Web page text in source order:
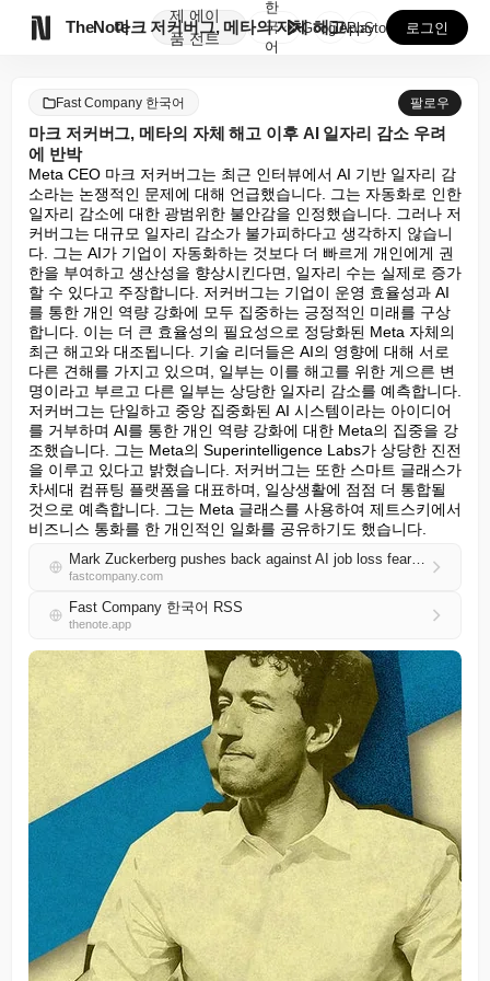
TheNote
제
품
에이
전트
마크 저커버그, 메타의 자체 해고 이후 AI 일자리 감...
한
국
어
GooglePlay
AppStore 로그인
Fast Company 한국어 팔로우
마크 저커버그, 메타의 자체 해고 이후 AI 일자리 감소 우려
에 반박
Meta CEO 마크 저커버그는 최근 인터뷰에서 AI 기반 일자리 감
소라는 논쟁적인 문제에 대해 언급했습니다. 그는 자동화로 인한
일자리 감소에 대한 광범위한 불안감을 인정했습니다. 그러나 저
커버그는 대규모 일자리 감소가 불가피하다고 생각하지 않습니
다. 그는 AI가 기업이 자동화하는 것보다 더 빠르게 개인에게 권
한을 부여하고 생산성을 향상시킨다면, 일자리 수는 실제로 증가
할 수 있다고 주장합니다. 저커버그는 기업이 운영 효율성과 AI
를 통한 개인 역량 강화에 모두 집중하는 긍정적인 미래를 구상
합니다. 이는 더 큰 효율성의 필요성으로 정당화된 Meta 자체의
최근 해고와 대조됩니다. 기술 리더들은 AI의 영향에 대해 서로
다른 견해를 가지고 있으며, 일부는 이를 해고를 위한 게으른 변
명이라고 부르고 다른 일부는 상당한 일자리 감소를 예측합니다.
저커버그는 단일하고 중앙 집중화된 AI 시스템이라는 아이디어
를 거부하며 AI를 통한 개인 역량 강화에 대한 Meta의 집중을 강
조했습니다. 그는 Meta의 Superintelligence Labs가 상당한 진전
을 이루고 있다고 밝혔습니다. 저커버그는 또한 스마트 글래스가
차세대 컴퓨팅 플랫폼을 대표하며, 일상생활에 점점 더 통합될
것으로 예측합니다. 그는 Meta 글래스를 사용하여 제트스키에서
비즈니스 통화를 한 개인적인 일화를 공유하기도 했습니다.
Mark Zuckerberg pushes back against AI job loss fears after Meta’s own layoffs
fastcompany.com
Fast Company 한국어 RSS
thenote.app